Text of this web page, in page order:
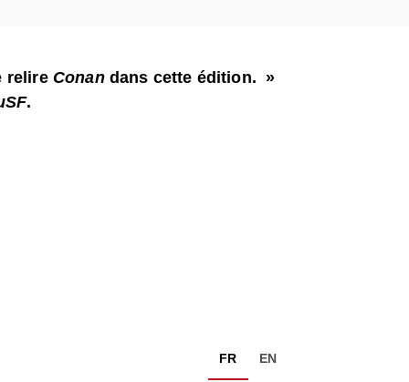
relire Conandans cette édition. »
.
FR EN